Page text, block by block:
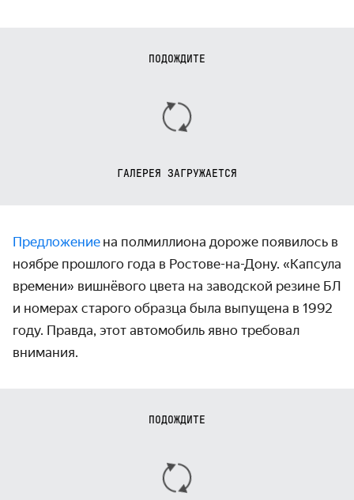
ПОДОЖДИТЕ
ГАЛЕРЕЯ ЗАГРУЖАЕТСЯ
Предложение на полмиллиона дороже появилось в
ноябре прошлого года в Ростове-на-Дону. «Капсула
времени» вишнёвого цвета на заводской резине БЛ
и номерах старого образца была выпущена в 1992
году. Правда, этот автомобиль явно требовал
внимания.
ПОДОЖДИТЕ